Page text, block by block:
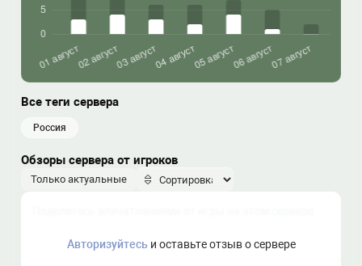
Все теги сервера
россия
Обзоры сервера от игроков
Только актуальные
Авторизуйтесьи оставьте отзыв о сервере